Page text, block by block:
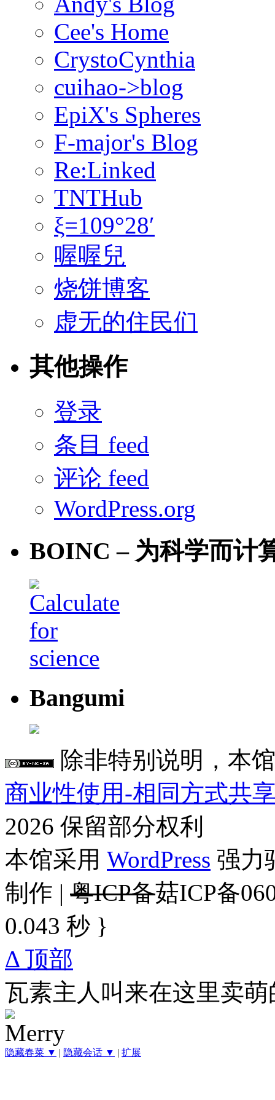
Cee's Home
CrystoCynthia
cuihao->blog
EpiX's Spheres
F-major's Blog
Re:Linked
TNTHub
ξ=109°28′
喔喔兒
烧饼博客
虚无的住民们
其他操作
登录
条目 feed
评论 feed
WordPress.org
BOINC – 为科学而计
Bangumi
除非特别说明，本
商业性使用-相同方式共
2026 保留部分权利
本馆采用 WordPress 强力
制作 | 粤ICP备菇ICP备
0.043 秒 }
Δ 顶部
瓦素主人叫来在这里卖萌
隐藏春菜 ▼ | 隐藏会话 ▼ | 扩展